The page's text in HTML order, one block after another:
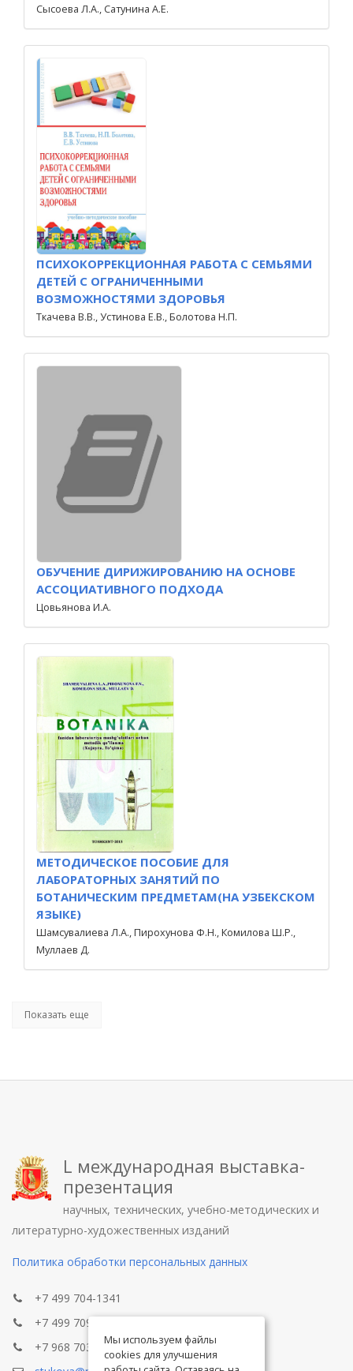
Сысоева Л.А., Сатунина А.Е.
ПСИХОКОРРЕКЦИОННАЯ РАБОТА С СЕМЬЯМИ
ДЕТЕЙ С ОГРАНИЧЕННЫМИ
ВОЗМОЖНОСТЯМИ ЗДОРОВЬЯ
Ткачева В.В., Устинова Е.В., Болотова Н.П.
ОБУЧЕНИЕ ДИРИЖИРОВАНИЮ НА ОСНОВЕ
АССОЦИАТИВНОГО ПОДХОДА
Цовьянова И.А.
МЕТОДИЧЕСКОЕ ПОСОБИЕ ДЛЯ
ЛАБОРАТОРНЫХ ЗАНЯТИЙ ПО
БОТАНИЧЕСКИМ ПРЕДМЕТАМ(НА УЗБЕКСКОМ
ЯЗЫКЕ)
Шамсувалиева Л.А., Пирохунова Ф.Н., Комилова Ш.Р.,
Муллаев Д.
Показать еще
L международная выставка-
презентация
научных, технических, учебно-методических и
литературно-художественных изданий
Политика обработки персональных данных
+7 499 704-1341
+7 499 709-8104
+7 968 703-8433
Мы используем файлы
cookies для улучшения